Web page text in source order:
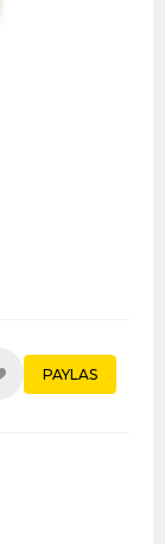
PAYLAS